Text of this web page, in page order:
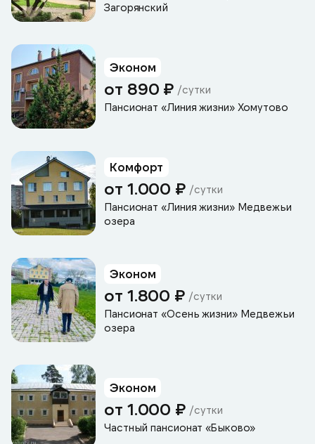
Загорянский
Эконом
от 890 ₽ /сутки
Пансионат «Линия жизни» Хомутово
Комфорт
от 1.000 ₽ /сутки
Пансионат «Линия жизни» Медвежьи
озера
Эконом
от 1.800 ₽ /сутки
Пансионат «Осень жизни» Медвежьи
озера
Эконом
от 1.000 ₽ /сутки
Частный пансионат «Быково»